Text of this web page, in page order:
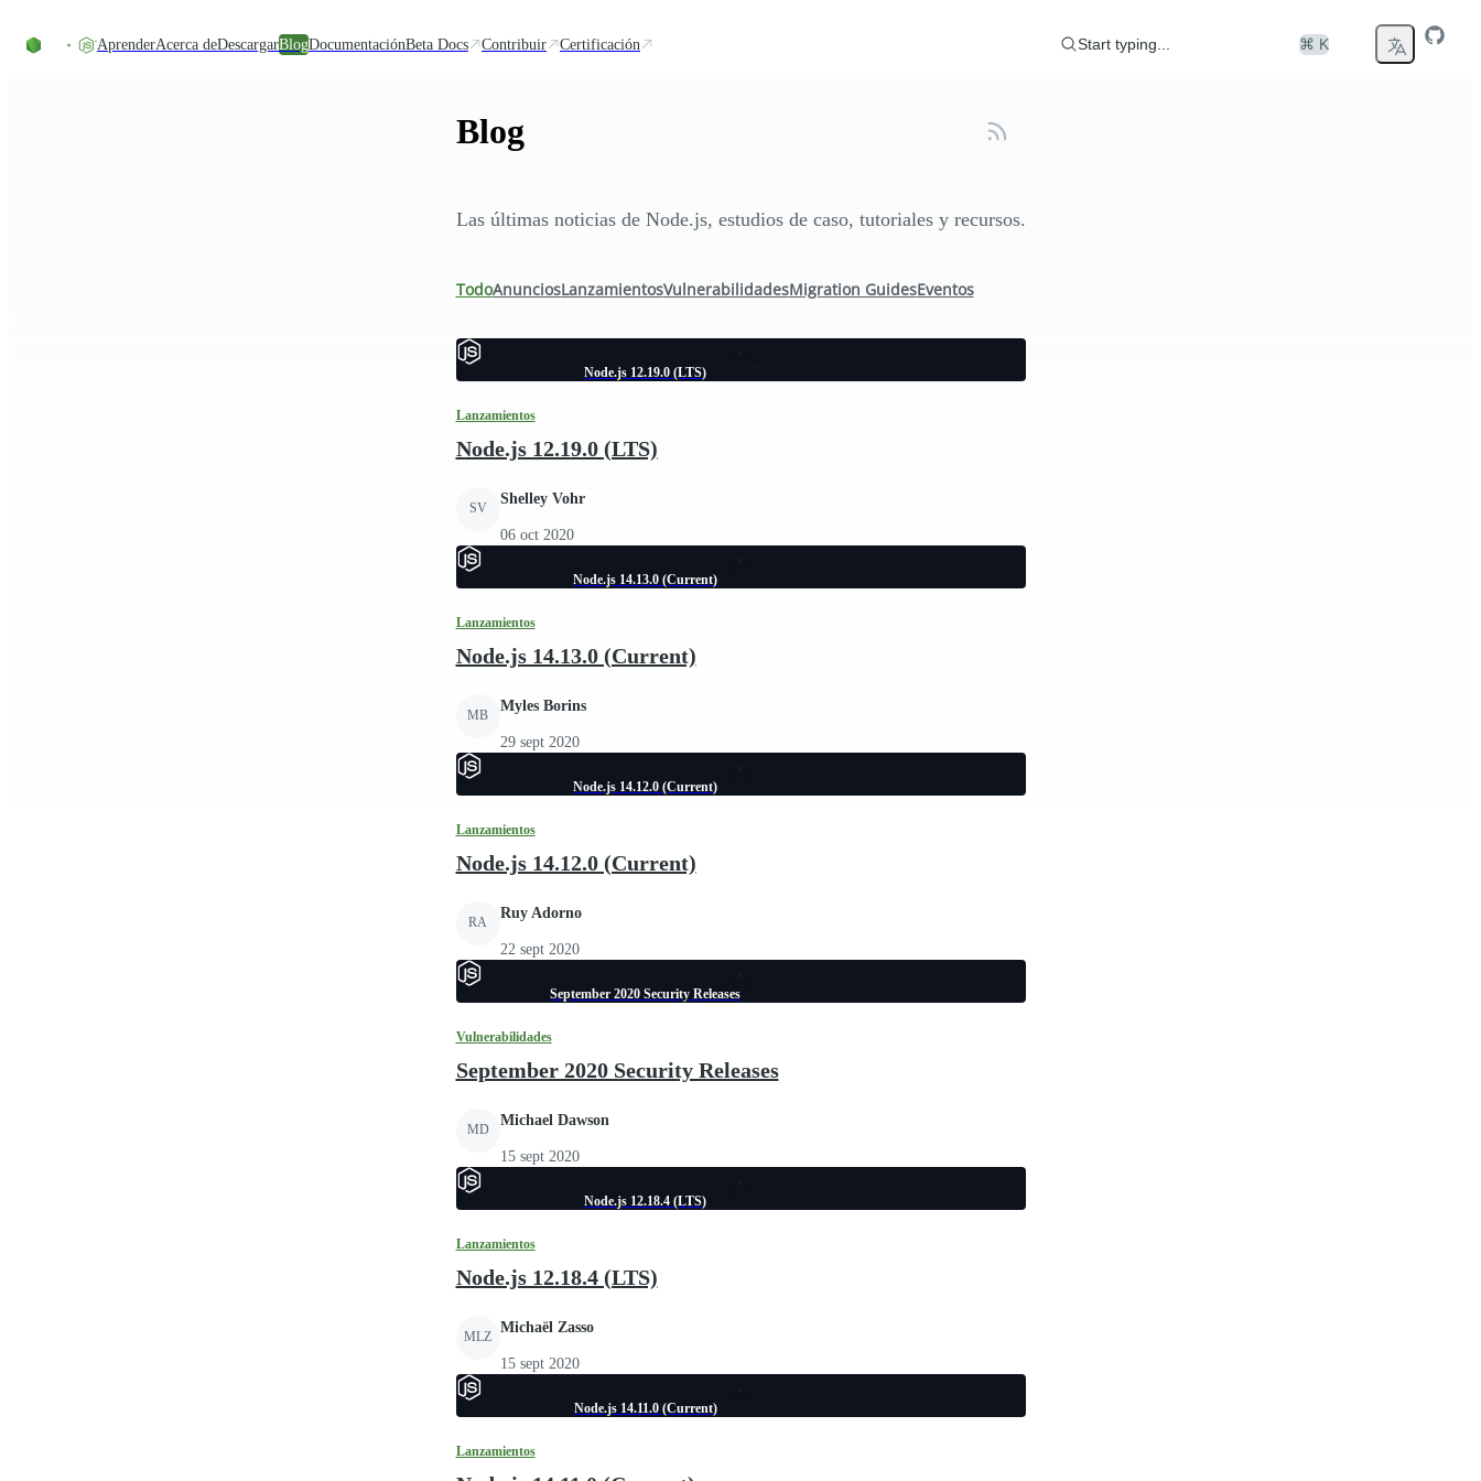
AprenderAcerca deDescargarBlogDocumentaciónBeta Docs Contribuir Certificación Start typing... ⌘ K
Blog
Las últimas noticias de Node.js, estudios de caso, tutoriales y recursos.
TodoAnunciosLanzamientosVulnerabilidadesMigration GuidesEventos
Node.js 12.19.0 (LTS)
Lanzamientos
Node.js 12.19.0 (LTS)
SV
Shelley Vohr
06 oct 2020
Node.js 14.13.0 (Current)
Lanzamientos
Node.js 14.13.0 (Current)
MB
Myles Borins
29 sept 2020
Node.js 14.12.0 (Current)
Lanzamientos
Node.js 14.12.0 (Current)
RA
Ruy Adorno
22 sept 2020
September 2020 Security Releases
Vulnerabilidades
September 2020 Security Releases
MD
Michael Dawson
15 sept 2020
Node.js 12.18.4 (LTS)
Lanzamientos
Node.js 12.18.4 (LTS)
MLZ
Michaël Zasso
15 sept 2020
Node.js 14.11.0 (Current)
Lanzamientos